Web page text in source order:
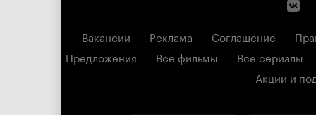
Вакансии Реклама Соглашение
Предложения
Все фильмы
Все сериалы
Акции и